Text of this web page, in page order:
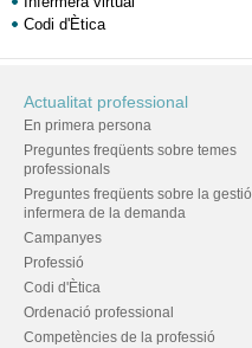
Codi d'Ètica
Actualitat professional
En primera persona
Preguntes freqüents sobre temes
professionals
Preguntes freqüents sobre la gestió
infermera de la demanda
Campanyes
Professió
Codi d'Ètica
Ordenació professional
Competències de la professió